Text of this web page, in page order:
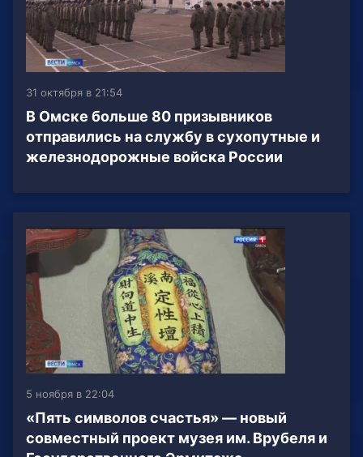
31 октября в 21:54
В Омске больше 80 призывников
отправились на службу в сухопутные и
железнодорожные войска России
5 ноября в 22:04
«Пять символов счастья» — новый
совместный проект музея им. Врубеля и